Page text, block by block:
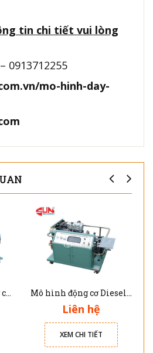
tin chi tiết vui lòng
0913712255
mo-hinh-day-
Mô hình tháo rã động cơ Diesel G-130401 Mô hình động cơ Diesel - hộp số tay 5 cấp loại FR G-130102
Liên hệ
XEM CHI TIẾT